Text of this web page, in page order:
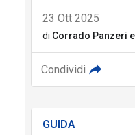
23 Ott 2025
di Corrado Panzeri e
Condividi
GUIDA